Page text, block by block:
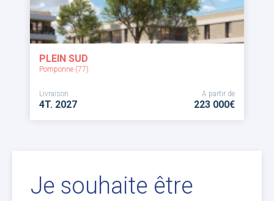
PLEIN SUD
Pomponne (77)
Livraison
4T. 2027
A partir de
223 000€
Je souhaite être